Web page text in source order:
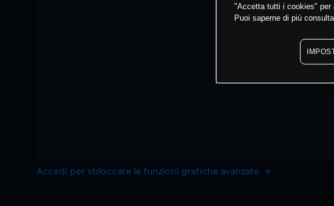
Accedi per sbloccare le funzioni grafiche avanzate
"Accetta tutti i cookies" per
Puoi saperne di più